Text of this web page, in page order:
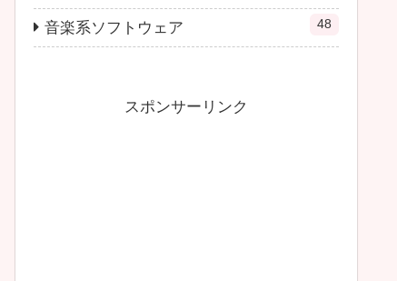
音楽系ソフトウェア 48
スポンサーリンク